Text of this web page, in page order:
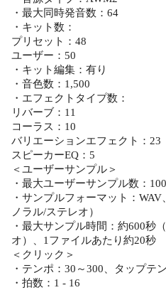
・最大同時発音数：64
・キット数：
プリセット：48
ユーザー：50
・キット編集：有り
・音色数：1,500
・エフェクトタイプ数：
リバーブ：11
コーラス：10
バリエーションエフェクト：23
スピーカーEQ：5
＜ユーザーサンプル＞
・最大ユーザーサンプル数：100
・サンプルフォーマット：
ノラル/ステレオ）
・最大サンプル時間：約600秒
オ）、1ファイルあたり約20秒
＜クリック＞
・テンポ：30～300、タップテ
・拍数：1 - 16